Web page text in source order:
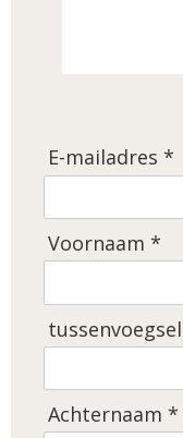
E-mailadres *
Voornaam *
tussenvoegsel
Achternaam *